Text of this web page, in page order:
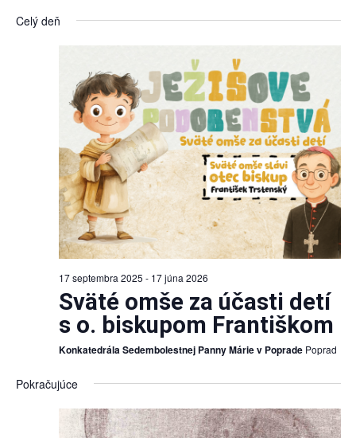
and
Views
dátum.
Celý deň
17 septembra 2025 - 17 júna 2026
Sväté omše za účasti detí
s o. biskupom Františkom
Konkatedrála Sedembolestnej Panny Márie v Poprade Poprad
Pokračujúce